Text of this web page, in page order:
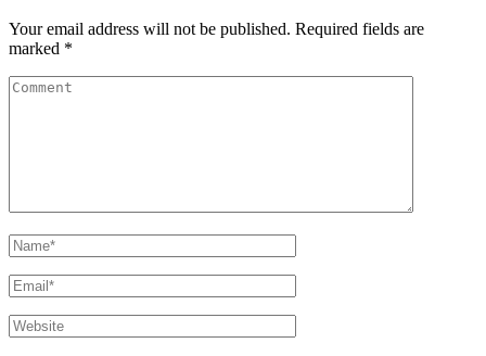
Your email address will not be published. Required fields are
marked *